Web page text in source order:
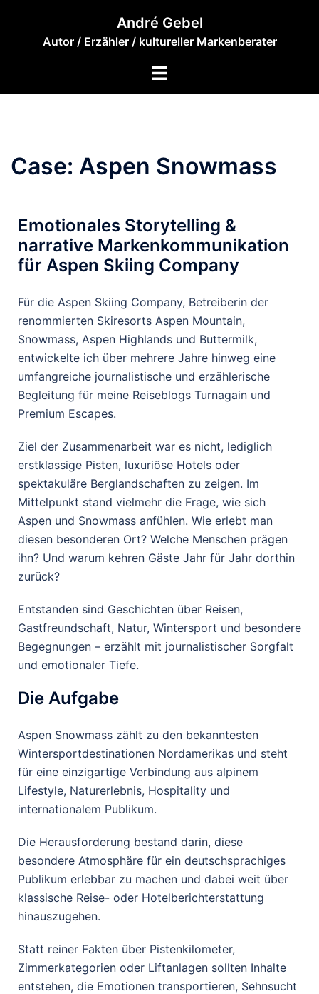
André Gebel
Autor / Erzähler / kultureller Markenberater
Case: Aspen Snowmass
Emotionales Storytelling &
narrative Markenkommunikation
für Aspen Skiing Company
Für die Aspen Skiing Company, Betreiberin der
renommierten Skiresorts Aspen Mountain,
Snowmass, Aspen Highlands und Buttermilk,
entwickelte ich über mehrere Jahre hinweg eine
umfangreiche journalistische und erzählerische
Begleitung für meine Reiseblogs Turnagain und
Premium Escapes.
Ziel der Zusammenarbeit war es nicht, lediglich
erstklassige Pisten, luxuriöse Hotels oder
spektakuläre Berglandschaften zu zeigen. Im
Mittelpunkt stand vielmehr die Frage, wie sich
Aspen und Snowmass anfühlen. Wie erlebt man
diesen besonderen Ort? Welche Menschen prägen
ihn? Und warum kehren Gäste Jahr für Jahr dorthin
zurück?
Entstanden sind Geschichten über Reisen,
Gastfreundschaft, Natur, Wintersport und besondere
Begegnungen – erzählt mit journalistischer Sorgfalt
und emotionaler Tiefe.
Die Aufgabe
Aspen Snowmass zählt zu den bekanntesten
Wintersportdestinationen Nordamerikas und steht
für eine einzigartige Verbindung aus alpinem
Lifestyle, Naturerlebnis, Hospitality und
internationalem Publikum.
Die Herausforderung bestand darin, diese
besondere Atmosphäre für ein deutschsprachiges
Publikum erlebbar zu machen und dabei weit über
klassische Reise- oder Hotelberichterstattung
hinauszugehen.
Statt reiner Fakten über Pistenkilometer,
Zimmerkategorien oder Liftanlagen sollten Inhalte
entstehen, die Emotionen transportieren, Sehnsucht